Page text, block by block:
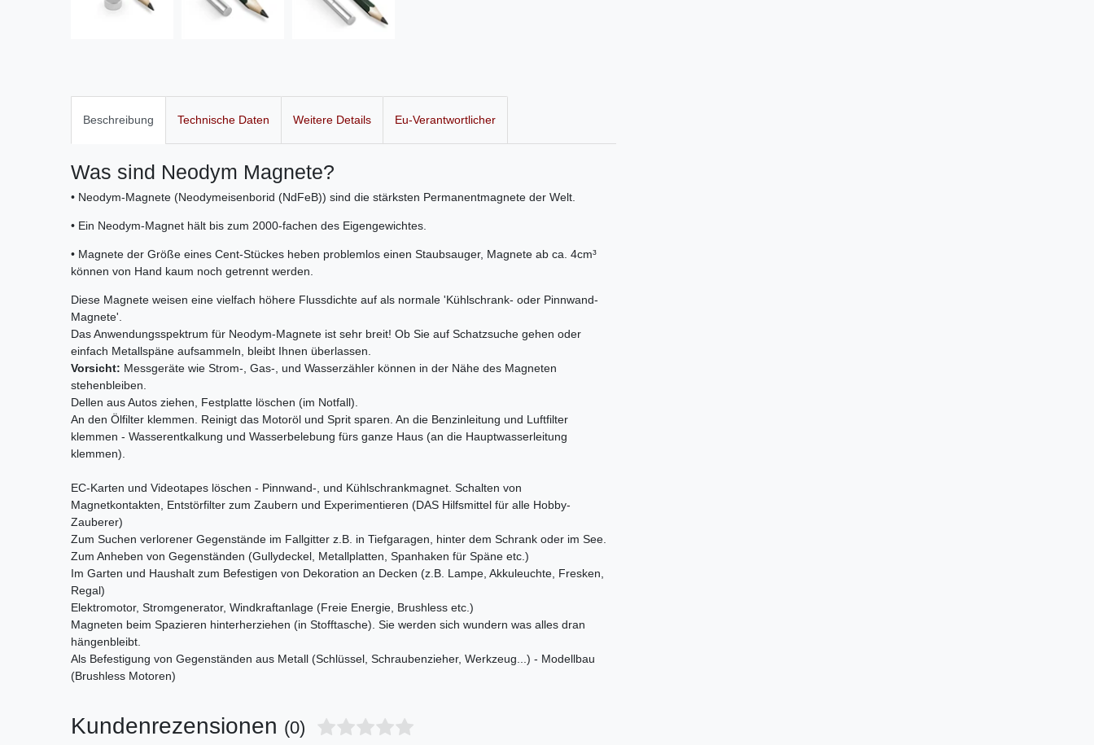
Beschreibung Technische Daten Weitere Details Eu-Verantwortlicher
Was sind Neodym Magnete?
• Neodym-Magnete (Neodymeisenborid (NdFeB)) sind die stärksten Permanentmagnete der Welt.
• Ein Neodym-Magnet hält bis zum 2000-fachen des Eigengewichtes.
• Magnete der Größe eines Cent-Stückes heben problemlos einen Staubsauger, Magnete ab ca. 4cm³
können von Hand kaum noch getrennt werden.
Diese Magnete weisen eine vielfach höhere Flussdichte auf als normale 'Kühlschrank- oder Pinnwand-
Magnete'.
Das Anwendungsspektrum für Neodym-Magnete ist sehr breit! Ob Sie auf Schatzsuche gehen oder
einfach Metallspäne aufsammeln, bleibt Ihnen überlassen.
Vorsicht: Messgeräte wie Strom-, Gas-, und Wasserzähler können in der Nähe des Magneten
stehenbleiben.
Dellen aus Autos ziehen, Festplatte löschen (im Notfall).
An den Ölfilter klemmen. Reinigt das Motoröl und Sprit sparen. An die Benzinleitung und Luftfilter
klemmen - Wasserentkalkung und Wasserbelebung fürs ganze Haus (an die Hauptwasserleitung
klemmen).
EC-Karten und Videotapes löschen - Pinnwand-, und Kühlschrankmagnet. Schalten von
Magnetkontakten, Entstörfilter zum Zaubern und Experimentieren (DAS Hilfsmittel für alle Hobby-
Zauberer)
Zum Suchen verlorener Gegenstände im Fallgitter z.B. in Tiefgaragen, hinter dem Schrank oder im See.
Zum Anheben von Gegenständen (Gullydeckel, Metallplatten, Spanhaken für Späne etc.)
Im Garten und Haushalt zum Befestigen von Dekoration an Decken (z.B. Lampe, Akkuleuchte, Fresken,
Regal)
Elektromotor, Stromgenerator, Windkraftanlage (Freie Energie, Brushless etc.)
Magneten beim Spazieren hinterherziehen (in Stofftasche). Sie werden sich wundern was alles dran
hängenbleibt.
Als Befestigung von Gegenständen aus Metall (Schlüssel, Schraubenzieher, Werkzeug...) - Modellbau
(Brushless Motoren)
Kundenrezensionen (0)